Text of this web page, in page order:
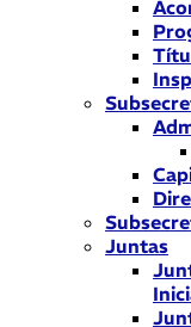
Juntas